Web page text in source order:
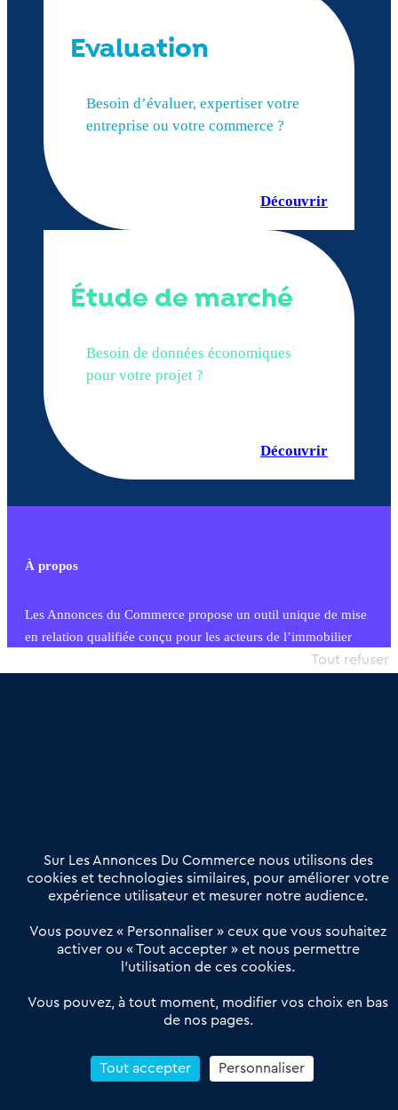
Evaluation
Besoin d’évaluer, expertiser votre
entreprise ou votre commerce ?
Découvrir
Étude de marché
Besoin de données économiques
pour votre projet ?
Découvrir
À propos
Les Annonces du Commerce propose un outil unique de mise
en relation qualifiée conçu pour les acteurs de l’immobilier
commercial et les collectivités territoriales, simple et intégrant
Offres Pro
Actualités
Qui sommes nous ?
Derniers articles
Réseau 3C : un partenaire national dédié aux transactions
Petitscommerces : Un partenariat au service du commerce de
proximité et des territoires
Reprendre un Restaurant Rapide
Sur Les Annonces Du Commerce nous utilisons des
cookies et technologies similaires, pour améliorer votre
expérience utilisateur et mesurer notre audience.
Vous pouvez « Personnaliser » ceux que vous souhaitez
activer ou « Tout accepter » et nous permettre
l’utilisation de ces cookies.
Vous pouvez, à tout moment, modifier vos choix en bas
de nos pages.
Tout accepter
Tout refuser
Personnaliser